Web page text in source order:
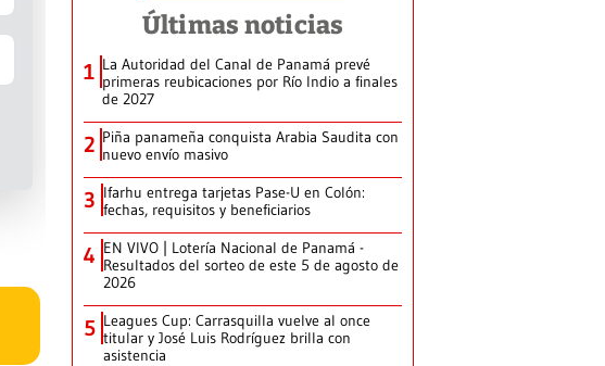
Últimas noticias
1 La Autoridad del Canal de Panamá prevé
primeras reubicaciones por Río Indio a finales
de 2027
2 Piña panameña conquista Arabia Saudita con
nuevo envío masivo
3 Ifarhu entrega tarjetas Pase-U en Colón:
fechas, requisitos y beneficiarios
4 EN VIVO | Lotería Nacional de Panamá -
Resultados del sorteo de este 5 de agosto de
2026
5 Leagues Cup: Carrasquilla vuelve al once
titular y José Luis Rodríguez brilla con
asistencia